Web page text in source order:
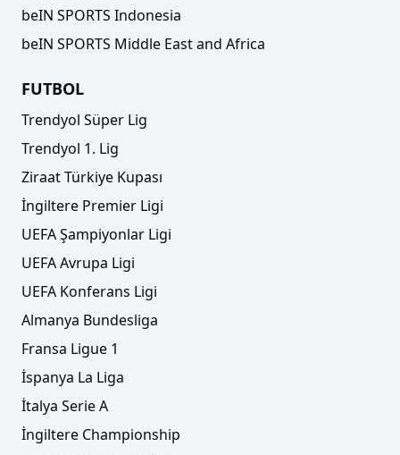
beIN SPORTS Indonesia
beIN SPORTS Middle East and Africa
FUTBOL
Trendyol Süper Lig
Trendyol 1. Lig
Ziraat Türkiye Kupası
İngiltere Premier Ligi
UEFA Şampiyonlar Ligi
UEFA Avrupa Ligi
UEFA Konferans Ligi
Almanya Bundesliga
Fransa Ligue 1
İspanya La Liga
İtalya Serie A
İngiltere Championship